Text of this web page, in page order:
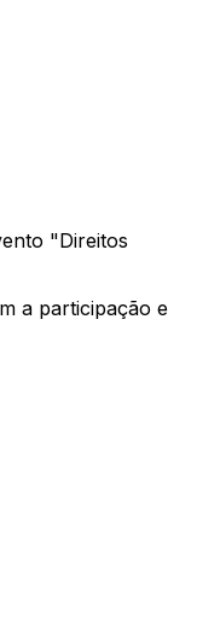
"Direitos
a participação e